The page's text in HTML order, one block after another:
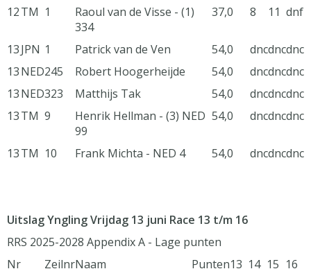
12TM 1
Raoul van de Visse - (1)
334
37,0 8 11 dnf
13JPN 1 Patrick van de Ven 54,0 dncdncdnc
13NED245 Robert Hoogerheijde 54,0 dncdncdnc
13NED323 Matthijs Tak 54,0 dncdncdnc
13TM 9
Henrik Hellman - (3) NED
99
54,0 dncdncdnc
13TM 10 Frank Michta - NED 4 54,0 dncdncdnc
Uitslag Yngling Vrijdag 13 juni Race 13 t/m 16
RRS 2025-2028 Appendix A - Lage punten
Nr
ZeilnrNaam Punten13 14 15 16